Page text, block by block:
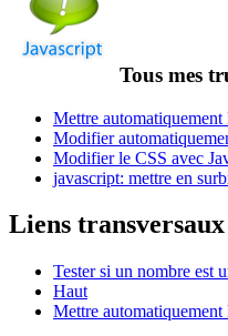
Tous mes
Mettre
Modifier
Modifier le CSS avec
javascript: mettre en
Liens
Tester si un nombre est
Haut
Mettre